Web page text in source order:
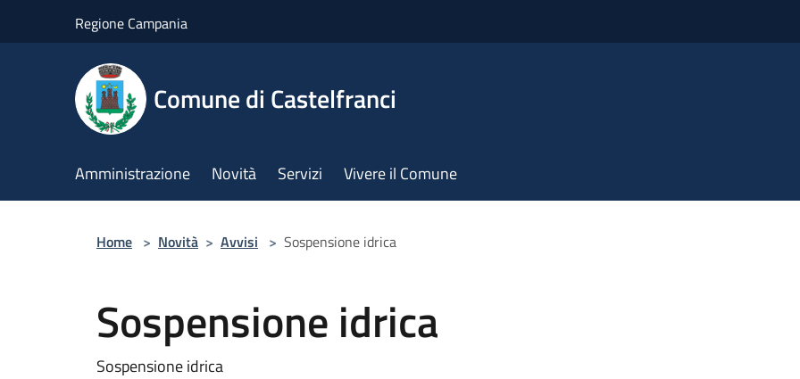
Regione Campania
Comune di Castelfranci
Amministrazione Novità Servizi Vivere il Comune
Home > Novità > Avvisi > Sospensione idrica
Sospensione idrica
Sospensione idrica